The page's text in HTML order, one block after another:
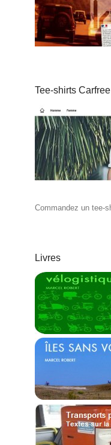
Tee-shirts Carfree
Commandez un tee-
Livres